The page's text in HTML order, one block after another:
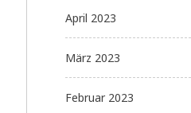
April 2023
März 2023
Februar 2023